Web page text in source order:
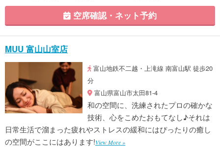
空席確認・ネット予約
MUU 富山山室店
富山地鉄不二越・上滝線 南富山駅 徒歩20
分
富山県富山市太田81-4
和の空間に、洗練されたプロの確かな
技術、心をこめたおもてなし♪それは
日常生活で溜まった疲れやストレスの緩和にはぴったりの癒し
の空間がここにはあります!View More »